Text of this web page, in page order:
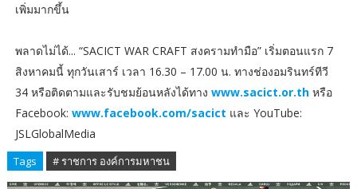
เพิ่มมากขึ้น
พลาดไม่ได้... “SACICT WAR CRAFT สงครามทำมือ” เริ่มตอนแรก 7
สิงหาคมนี้ ทุกวันเสาร์ เวลา 16.30 – 17.00 น. ทางช่องอมรินทร์ทีวี
34 หรือติดตามและรับชมย้อนหลังได้ทาง www.sacict.or.thหรือ
Facebook: www.facebook.com/sacict และ YouTube:
JSLGlobalMedia
Tags # ราชการ องค์การมหาชน